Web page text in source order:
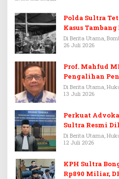
Polda Sultra
Kasus
Di Berita Utama,
26 Juli 2026
Prof. Mahfud
Pengalihan
Febrie
Di Berita Utama,
13 Juli 2026
Perkuat
Sultra Resmi
PERADI
Di Berita Utama,
12 Juli 2026
KPH Sultra
Rp890 Miliar,